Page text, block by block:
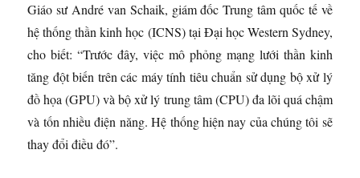
Giáo sư André van Schaik, giám đốc Trung tâm quốc tế về
hệ thống thần kinh học (ICNS) tại Đại học Western Sydney,
cho biết: “Trước đây, việc mô phỏng mạng lưới thần kinh
tăng đột biến trên các máy tính tiêu chuẩn sử dụng bộ xử lý
đồ họa (GPU) và bộ xử lý trung tâm (CPU) đa lõi quá chậm
và tốn nhiều điện năng. Hệ thống hiện nay của chúng tôi sẽ
thay đổi điều đó”.